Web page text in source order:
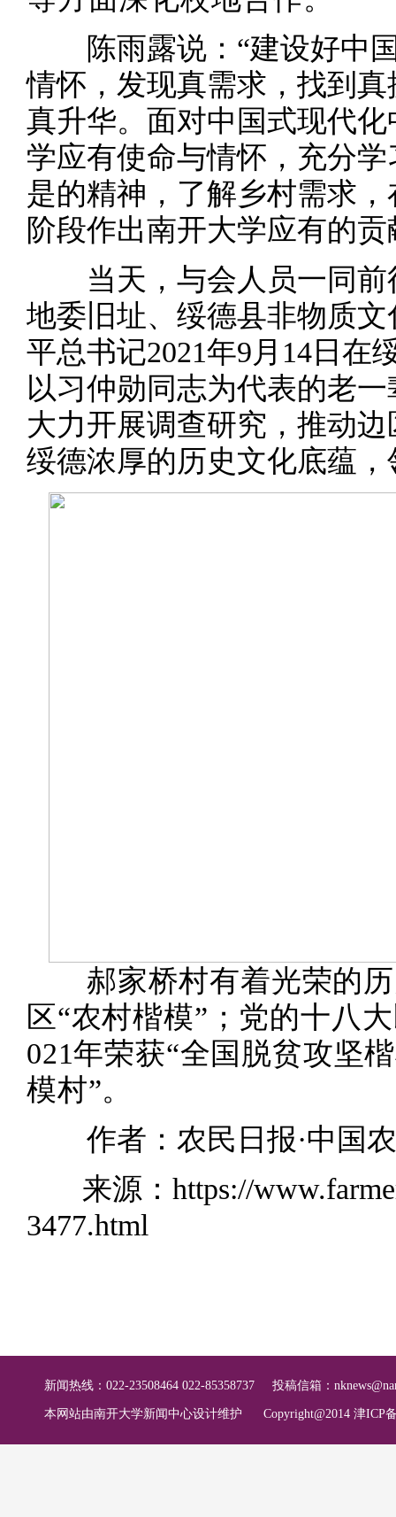
陈雨露说：“建设好中国
情怀，发现真需求，找到
真升华。面对中国式现代
学应有使命与情怀，充分
是的精神，了解乡村需求
阶段作出南开大学应有的贡
当天，与会人员一同前
地委旧址、绥德县非物质
平总书记2021年9月14日在
以习仲勋同志为代表的老
大力开展调查研究，推动
绥德浓厚的历史文化底蕴
郝家桥村有着光荣的
区“农村楷模”；党的十八
021年荣获“全国脱贫攻坚
模村”。
作者：农民日报·中国农
来源：https://
3477.html
新闻热线：022-23508464 022-85358737 投稿信箱：
本网站由南开大学新闻中心设计维护 Copyright@2014 津ICP